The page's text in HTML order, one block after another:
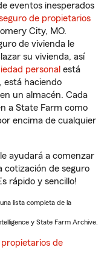
eventos inesperados
de propietarios
City, MO.
de vivienda le
su vivienda, así
personal está
está haciendo
un almacén. Cada
a State Farm como
encima de cualquier
ayudará a comenzar
cotización de seguro
rápido y sencillo!
lista completa de la
y State Farm Archive.
de